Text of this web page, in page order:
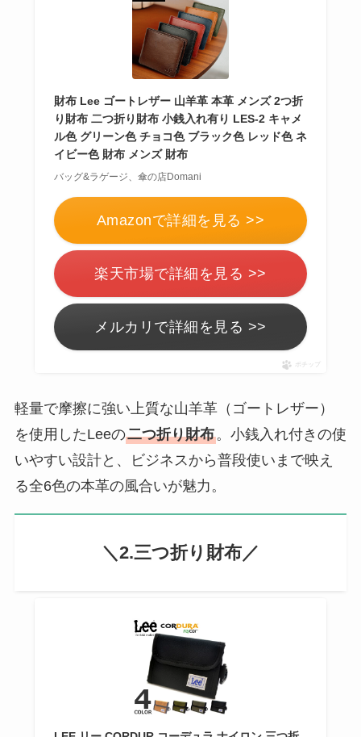
財布 Lee ゴートレザー 山羊革 本革 メンズ 2つ折
り財布 二つ折り財布 小銭入れ有り LES-2 キャメ
ル色 グリーン色 チョコ色 ブラック色 レッド色 ネ
イビー色 財布 メンズ 財布
バッグ&ラゲージ、傘の店Domani
Amazonで詳細を見る >>
楽天市場で詳細を見る >>
メルカリで詳細を見る >>
ポチップ
軽量で摩擦に強い上質な山羊革（ゴートレザー）
を使用したLeeの二つ折り財布。小銭入れ付きの使
いやすい設計と、ビジネスから普段使いまで映え
る全6色の本革の風合いが魅力。
＼2.三つ折り 財布／